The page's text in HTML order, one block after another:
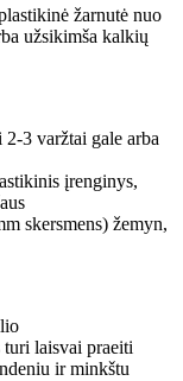
žarnutė nuo
užsikimša kalkių
3 varžtai gale arba
įrenginys,
skersmens) žemyn,
turi laisvai praeiti
ir minkštu